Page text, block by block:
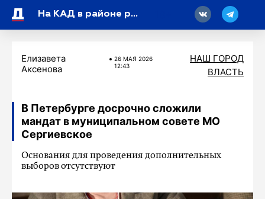
На КАД в районе развязки с Шафировским проспектом перекроют две полосы
Елизавета
Аксенова
26 МАЯ 2026
12:43
НАШ ГОРОД
ВЛАСТЬ
В Петербурге досрочно сложили
мандат в муниципальном совете МО
Сергиевское
Основания для проведения дополнительных
выборов отсутствуют